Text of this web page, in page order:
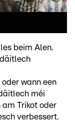
beim Alen.
wann een
méi
Trikot oder
verbessert.